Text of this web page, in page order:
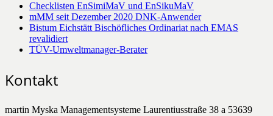
Checklisten EnSimiMaV und EnSikuMaV
mMM seit Dezember 2020 DNK-Anwender
Bistum Eichstätt Bischöfliches Ordinariat nach EMAS
revalidiert
TÜV-Umweltmanager-Berater
Kontakt
martin Myska Managementsysteme Laurentiusstraße 38 a 53639